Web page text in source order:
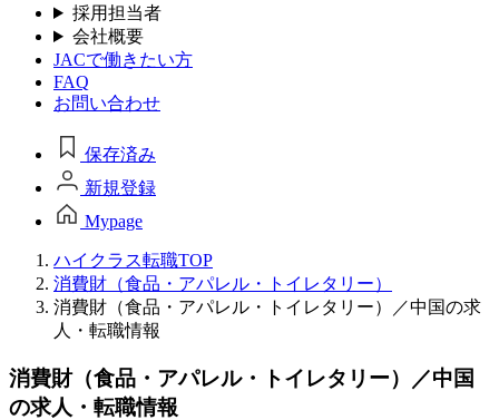
採用担当者
会社概要
JACで働きたい方
FAQ
お問い合わせ
保存済み
新規登録
Mypage
ハイクラス転職TOP
消費財（食品・アパレル・トイレタリー）
消費財（食品・アパレル・トイレタリー）／中国の求
人・転職情報
消費財（食品・アパレル・トイレタリー）／中国
の求人・転職情報